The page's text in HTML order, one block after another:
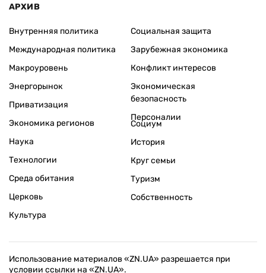
АРХИВ
Внутренняя политика
Международная политика
Макроуровень
Энергорынок
Приватизация
Экономика регионов
Социальная защита
Зарубежная экономика
Конфликт интересов
Экономическая
безопасность
Персоналии
Наука
Технологии
Среда обитания
Церковь
Культура
Социум
История
Круг семьи
Туризм
Собственность
Использование материалов «ZN.UA» разрешается при
условии ссылки на «ZN.UA».